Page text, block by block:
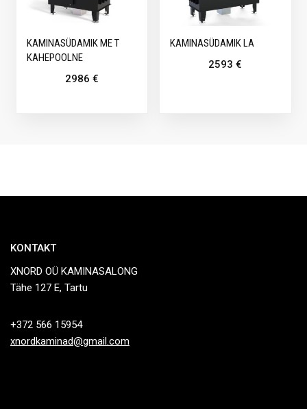
KAMINASÜDAMIK ME T
KAHEPOOLNE
2986 €
KAMINASÜDAMIK LA
2593€
KONTAKT
XNORD OÜ KAMINASALONG
Tähe 127 E, Tartu
+372 566 15954
xnordkaminad@gmail.com